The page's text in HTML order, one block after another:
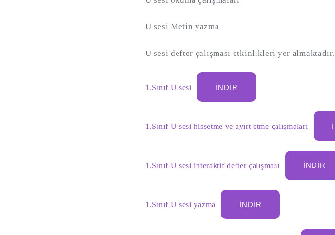
U sesi Metin yazma
U sesi defter çalışması etkinlikleri yer almaktadır.
1.Sınıf U sesi İNDIR
1.Sınıf U sesi hissetme ve ayırt etme çalışmaları
1.Sınıf U sesi interaktif defter çalışması İNDIR
1.Sınıf U sesi yazma İNDIR